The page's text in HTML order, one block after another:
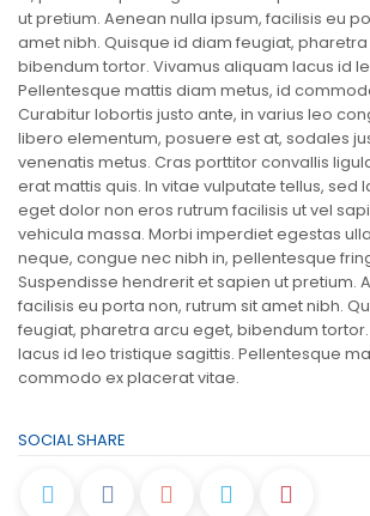
ut pretium. Aenean nulla ipsum, facilisis eu
amet nibh. Quisque id diam feugiat,
bibendum tortor. Vivamus aliquam lacus id
Pellentesque mattis diam metus, id
Curabitur lobortis justo ante, in varius leo
libero elementum, posuere est at, sodales
venenatis metus. Cras porttitor convallis
erat mattis quis. In vitae vulputate tellus, sed
eget dolor non eros rutrum facilisis ut vel
vehicula massa. Morbi imperdiet egestas
neque, congue nec nibh in, pellentesque
Suspendisse hendrerit et sapien ut pretium.
facilisis eu porta non, rutrum sit amet nibh.
feugiat, pharetra arcu eget, bibendum
lacus id leo tristique sagittis. Pellentesque
commodo ex placerat vitae.
SOCIAL SHARE